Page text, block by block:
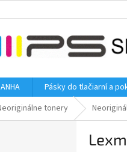
Pásky do tlačiarní a
tonery